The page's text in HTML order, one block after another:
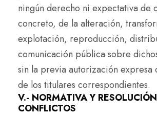
ningún derecho ni expectativa de
concreto, de la alteración,
explotación, reproducción,
comunicación pública sobre
sin la previa autorización expresa
de los titulares correspondientes.
V.- NORMATIVA Y
CONFLICTOS